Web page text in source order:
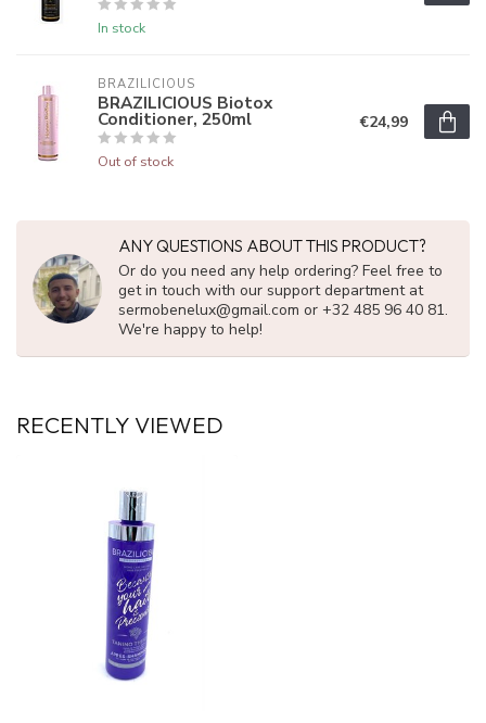
In stock
BRAZILICIOUS
BRAZILICIOUS Biotox
Conditioner, 250ml
Out of stock
€24,99
ANY QUESTIONS ABOUT THIS PRODUCT?
Or do you need any help ordering? Feel free to
get in touch with our support department at
sermobenelux@gmail.com or +32 485 96 40 81.
We're happy to help!
RECENTLY VIEWED